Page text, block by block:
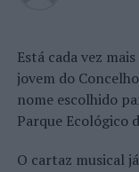
Está cada vez
jovem do
nome escolhido
Parque Ecológico
O cartaz musical